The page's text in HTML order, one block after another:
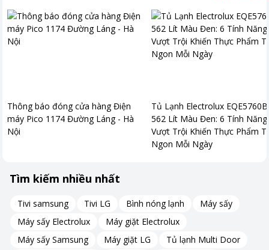
Thông báo đóng cửa hàng Điện
máy Pico 1174 Đường Láng - Hà
Nội
Tủ Lạnh Electrolux
562 Lít Màu Đen: 6 Tính Năng
Vượt Trội Khiến Thực Phẩm
Ngon Mỗi Ngày
Tìm kiếm nhiều nhất
Tivi samsung Tivi LG Bình nóng lạnh
Máy sấy
Máy sấy Electrolux
Máy giặt Electrolux
Máy sấy Samsung
Máy giặt LG
Tủ lạnh Multi Door